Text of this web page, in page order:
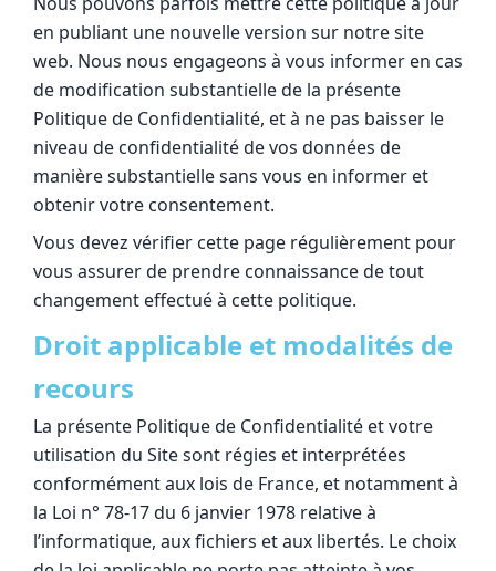
en publiant une nouvelle version sur notre site
web. Nous nous engageons à vous informer en cas
de modification substantielle de la présente
Politique de Confidentialité, et à ne pas baisser le
niveau de confidentialité de vos données de
manière substantielle sans vous en informer et
obtenir votre consentement.
Vous devez vérifier cette page régulièrement pour
vous assurer de prendre connaissance de tout
changement effectué à cette politique.
Droit applicable et modalités de
recours
La présente Politique de Confidentialité et votre
utilisation du Site sont régies et interprétées
conformément aux lois de France, et notamment à
la Loi n° 78-17 du 6 janvier 1978 relative à
l’informatique, aux fichiers et aux libertés. Le choix